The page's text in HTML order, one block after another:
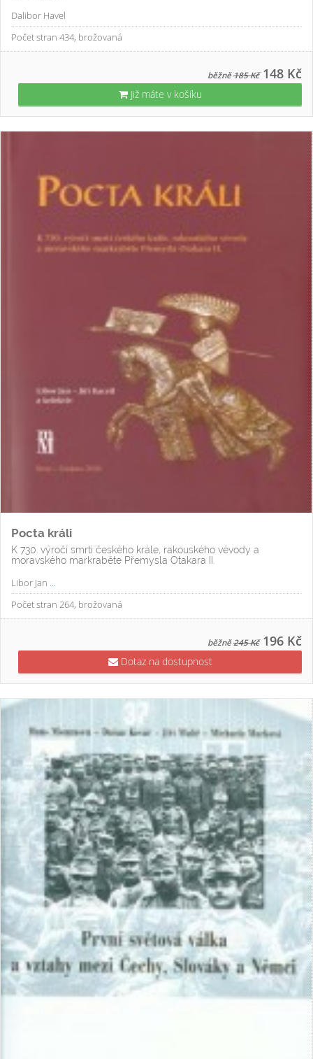
Dalibor Havel
Počet stran 434, brožovaná
běžně185 Kč 148 Kč
Již máte v košíku
Pocta králi
K 730. výročí smrti českého krále, rakouského vévody a
moravského markraběte Přemysla Otakara II.
Libor Jan ...
Počet stran 264, brožovaná
běžně245 Kč 196 Kč
Dotaz na dostupnost